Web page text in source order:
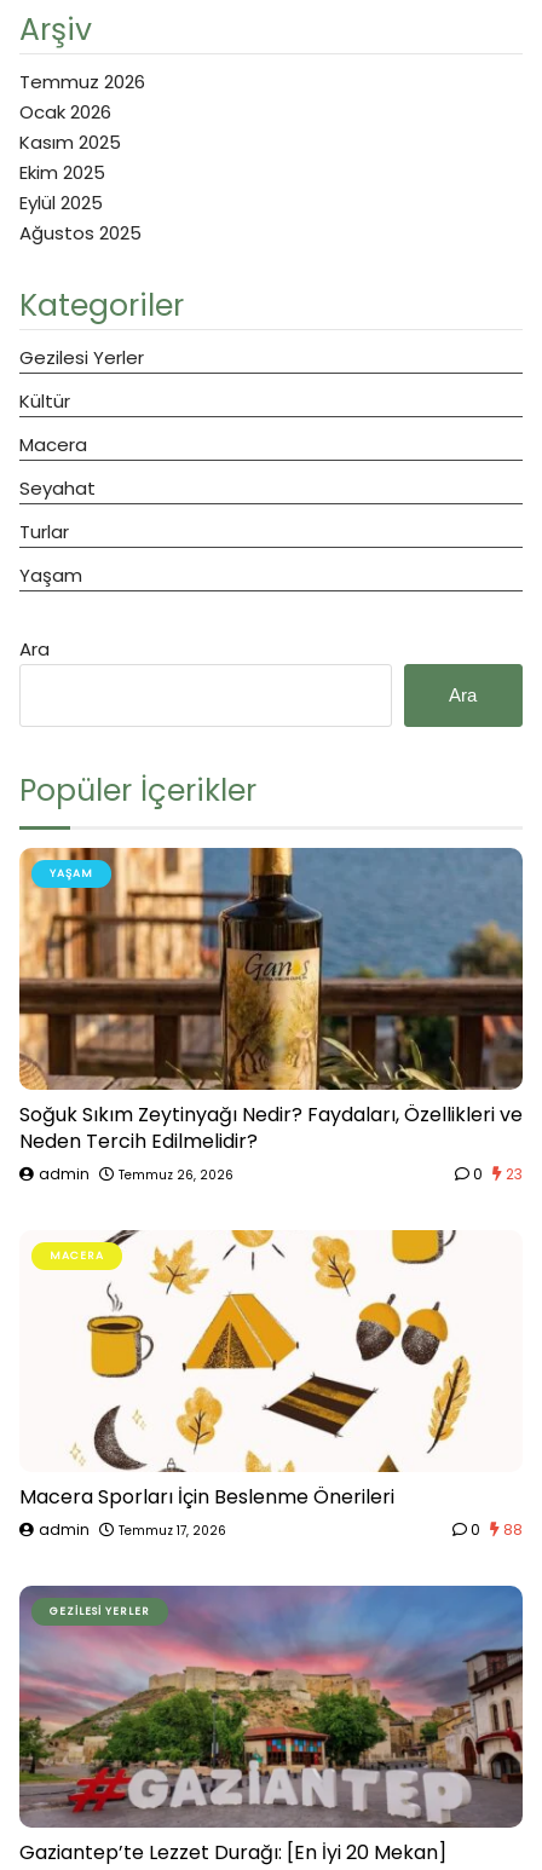
Arşiv
Temmuz 2026
Ocak 2026
Kasım 2025
Ekim 2025
Eylül 2025
Ağustos 2025
Kategoriler
Gezilesi Yerler
Kültür
Macera
Seyahat
Turlar
Yaşam
Ara
Ara
Popüler İçerikler
YAŞAM
Soğuk Sıkım Zeytinyağı Nedir? Faydaları, Özellikleri ve
Neden Tercih Edilmelidir?
admin Temmuz 26, 2026 0 23
MACERA
Macera Sporları İçin Beslenme Önerileri
admin Temmuz 17, 2026 0 88
GEZILESI YERLER
Gaziantep’te Lezzet Durağı: [En İyi 20 Mekan]